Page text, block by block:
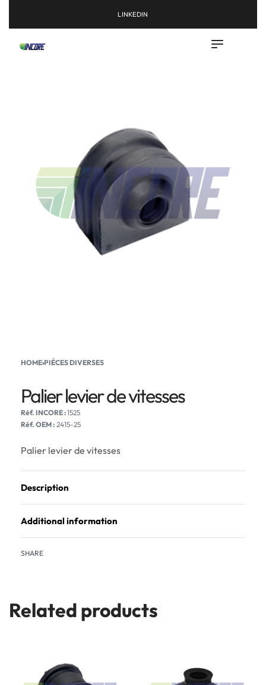
LINKEDIN
HOME›PIÈCES DIVERSES
Palier levier de vitesses
1525
Réf. OEM : 2415-25
Palier levier de vitesses
Description
Additional information
SHARE
Related products